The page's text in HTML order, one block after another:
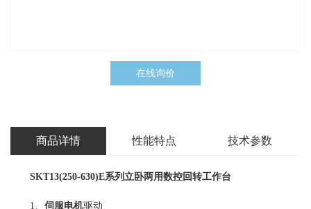
在线询价
商品详情 性能特点 技术参数
SKT13(250-630)E系列立卧两用数控回转工作台
1、 伺服电机驱动